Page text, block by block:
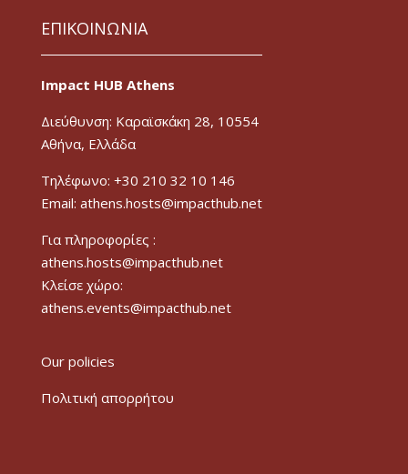
ΕΠΙΚΟΙΝΩΝΙΑ
Impact HUB Athens
Διεύθυνση: Καραϊσκάκη 28, 10554
Αθήνα, Ελλάδα
Τηλέφωνο: +30 210 32 10 146
Email: athens.hosts@impacthub.net
Για πληροφορίες :
athens.hosts@impacthub.net
Κλείσε χώρο:
athens.events@impacthub.net
Our policies
Πολιτική απορρήτου